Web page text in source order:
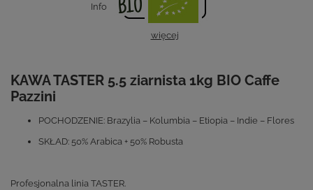
Info
więcej
KAWA TASTER 5.5 ziarnista 1kg BIO Caffe
Pazzini
POCHODZENIE: Brazylia – Kolumbia – Etiopia – Indie – Flores
SKŁAD: 50% Arabica + 50% Robusta
Profesjonalna linia TASTER.